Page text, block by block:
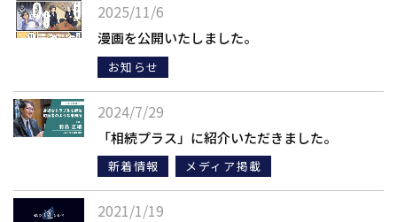
2025/11/6
漫画を公開いたしました。
お知らせ
2024/7/29
「相続プラス」に紹介いただきました。
新着情報 メディア掲載
2021/1/19